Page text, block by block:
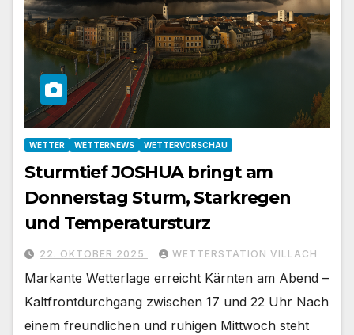
WETTER WETTERNEWS WETTERVORSCHAU
Sturmtief JOSHUA bringt am
Donnerstag Sturm, Starkregen
und Temperatursturz
22. OKTOBER 2025 WETTERSTATION VILLACH
Markante Wetterlage erreicht Kärnten am Abend –
Kaltfrontdurchgang zwischen 17 und 22 Uhr Nach
einem freundlichen und ruhigen Mittwoch steht